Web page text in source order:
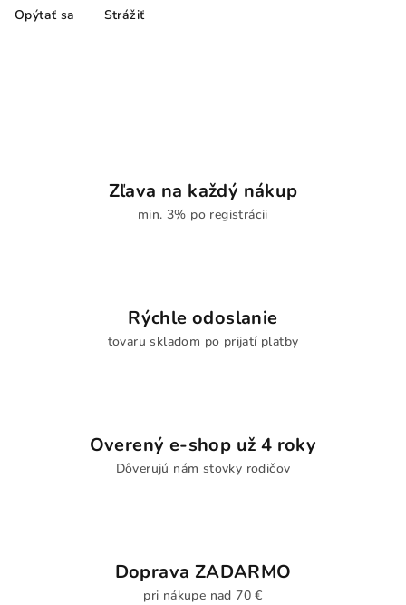
Opýtať sa Strážiť
Zľava na každý nákup
min. 3% po registrácii
Rýchle odoslanie
tovaru skladom po prijatí platby
Overený e-shop už 4 roky
Dôverujú nám stovky rodičov
Doprava ZADARMO
pri nákupe nad 70 €